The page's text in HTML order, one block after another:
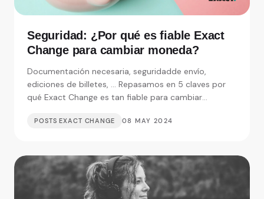
Seguridad: ¿Por qué es fiable Exact
Change para cambiar moneda?
Documentación necesaria, seguridadde envío,
ediciones de billetes, ... Repasamos en 5 claves por
qué Exact Change es tan fiable para cambiar
POSTS EXACT CHANGE 08 MAY 2024